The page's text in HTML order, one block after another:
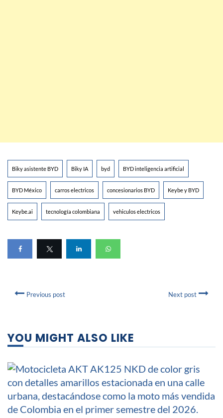
Biky asistente BYD Biky IA byd BYD inteligencia artificial
BYD México carros electricos concesionarios BYD Keybe y BYD
Keybe.ai tecnología colombiana vehiculos electricos
Previous post Next post
YOU MIGHT ALSO LIKE